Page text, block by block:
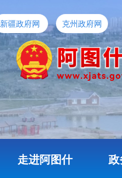
新疆政府网 克州政府网
走进阿图什